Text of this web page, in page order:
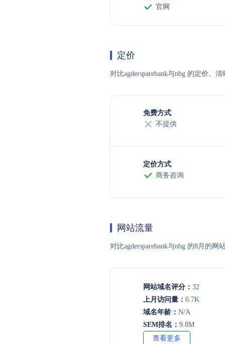
官网
定价
对比agdersparebank与nbg 的定价
免费方式
不提供
定价方式
商务咨询
网站流量
对比agdersparebank与nbg 的8月的
网站域名评分： 32
上月访问量： 6.7K
域名年龄： N/A
SEM排名： 9.8M
查看更多